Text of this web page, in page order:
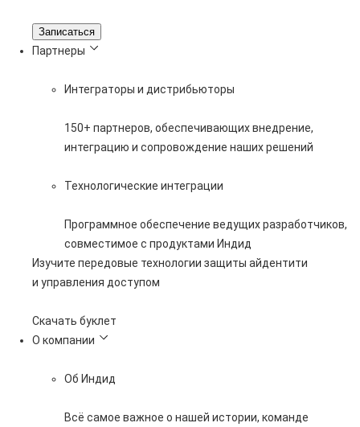
Записаться
Партнеры
Интеграторы и дистрибьюторы
150+ партнеров, обеспечивающих внедрение,
интеграцию и сопровождение наших решений
Технологические интеграции
Программное обеспечение ведущих разработчиков,
совместимое с продуктами Индид
Изучите передовые технологии защиты айдентити
и управления доступом
Скачать буклет
О компании
Об Индид
Всё самое важное о нашей истории, команде